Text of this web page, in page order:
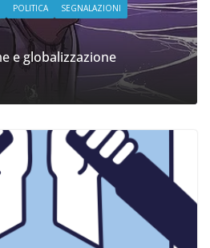
POLITICA
SEGNALAZIONI
e globalizzazione